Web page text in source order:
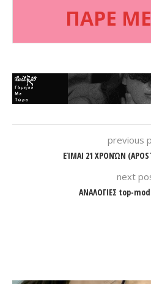
ΠΑΡΕ
previous
ΕΊΜΑΙ 21 ΧΡΟΝΏΝ
next
ΑΝΑΛΟΓΙΕΣ top-